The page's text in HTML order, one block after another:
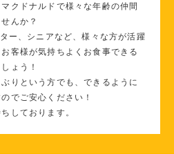
クドナルドで様々な年齢の仲間
んか？
ー、シニアなど、様々な方が活躍
客様が気持ちよくお食事できる
ょう！
りという方でも、できるように
でご安心ください！
しております。